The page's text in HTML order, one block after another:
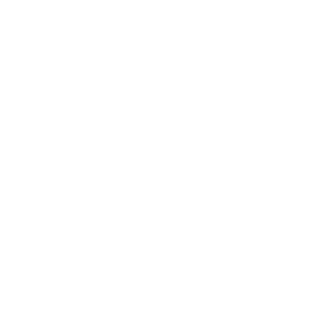
essa vida amaldiçoada. Então senti o cheiro dos
aversão por ele.